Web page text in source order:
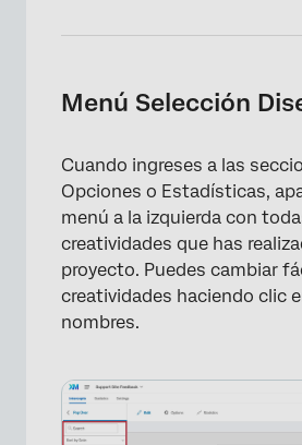
Menú Selección
Cuando ingreses a las
Opciones o Estadísticas,
menú a la izquierda con
creatividades que has
proyecto. Puedes cambiar
creatividades haciendo clic
nombres.